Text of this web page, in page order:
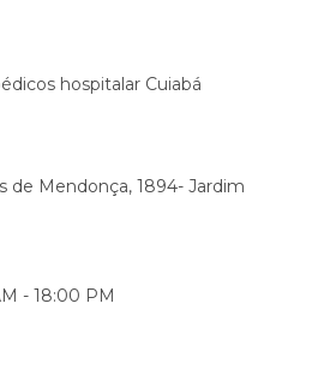
hospitalar Cuiabá
de Mendonça, 1894- Jardim
- 18:00 PM